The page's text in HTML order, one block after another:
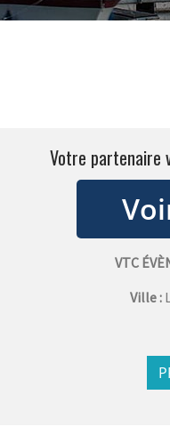
Votre partenaire
VTC
Ville :